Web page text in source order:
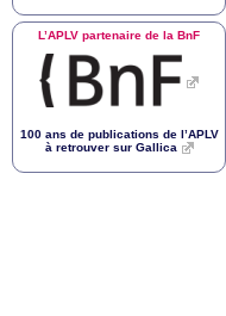
L’APLV partenaire de la BnF
100 ans de publications de l’APLV
à retrouver sur Gallica